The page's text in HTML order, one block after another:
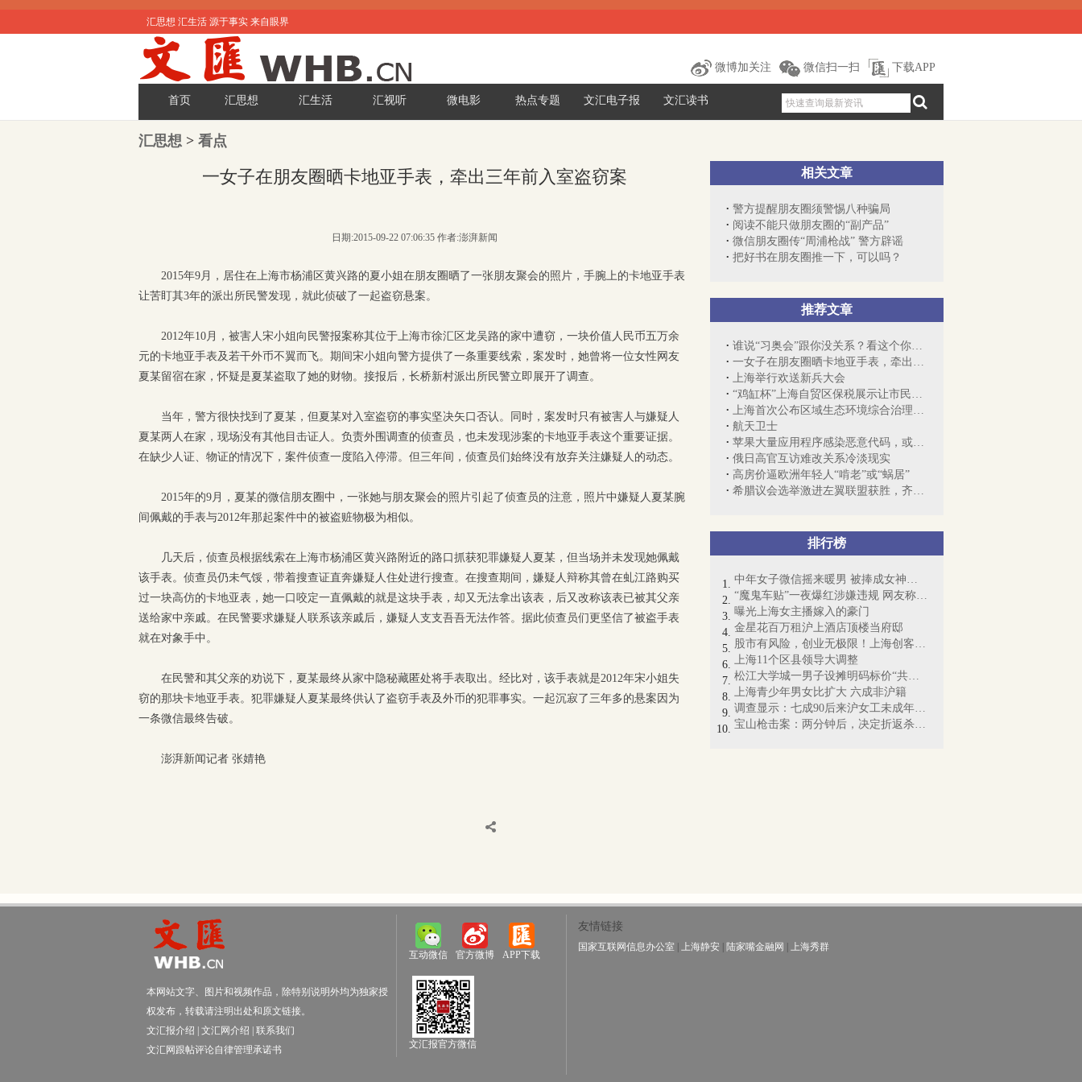
汇思想 汇生活 源于事实 来自眼界
微博加关注 微信扫一扫 下载APP
首页 汇思想 汇生活 汇视听 微电影 热点专题 文汇电子报 文汇读书
汇思想 > 看点
相关文章
警方提醒朋友圈须警惕八种骗局
阅读不能只做朋友圈的“副产品”
微信朋友圈传“周浦枪战” 警方辟谣
把好书在朋友圈推一下，可以吗？
推荐文章
谁说“习奥会”跟你没关系？看这个你就明...
一女子在朋友圈晒卡地亚手表，牵出三年前...
上海举行欢送新兵大会
“鸡缸杯”上海自贸区保税展示让市民饱眼福
上海首次公布区域生态环境综合治理“路径...
航天卫士
苹果大量应用程序感染恶意代码，或影响数...
俄日高官互访难改关系冷淡现实
高房价逼欧洲年轻人“啃老”或“蜗居”
希腊议会选举激进左翼联盟获胜，齐普拉斯...
排行榜
中年女子微信摇来暖男 被捧成女神却丧命
“魔鬼车贴”一夜爆红涉嫌违规 网友称“...
曝光上海女主播嫁入的豪门
金星花百万租沪上酒店顶楼当府邸
股市有风险，创业无极限！上海创客梦想起航
上海11个区县领导大调整
松江大学城一男子设摊明码标价“共享女友...
上海青少年男女比扩大 六成非沪籍
调查显示：七成90后来沪女工未成年时尝“...
宝山枪击案：两分钟后，决定折返杀人……
一女子在朋友圈晒卡地亚手表，牵出三年前入室盗窃案
日期:2015-09-22 07:06:35 作者:澎湃新闻
2015年9月，居住在上海市杨浦区黄兴路的夏小姐在朋友圈晒了一张朋友聚会的照片，手腕上的卡地亚手表
让苦盯其3年的派出所民警发现，就此侦破了一起盗窃悬案。
2012年10月，被害人宋小姐向民警报案称其位于上海市徐汇区龙吴路的家中遭窃，一块价值人民币五万余
元的卡地亚手表及若干外币不翼而飞。期间宋小姐向警方提供了一条重要线索，案发时，她曾将一位女性网友
夏某留宿在家，怀疑是夏某盗取了她的财物。接报后，长桥新村派出所民警立即展开了调查。
当年，警方很快找到了夏某，但夏某对入室盗窃的事实坚决矢口否认。同时，案发时只有被害人与嫌疑人
夏某两人在家，现场没有其他目击证人。负责外围调查的侦查员，也未发现涉案的卡地亚手表这个重要证据。
在缺少人证、物证的情况下，案件侦查一度陷入停滞。但三年间，侦查员们始终没有放弃关注嫌疑人的动态。
2015年的9月，夏某的微信朋友圈中，一张她与朋友聚会的照片引起了侦查员的注意，照片中嫌疑人夏某腕
间佩戴的手表与2012年那起案件中的被盗赃物极为相似。
几天后，侦查员根据线索在上海市杨浦区黄兴路附近的路口抓获犯罪嫌疑人夏某，但当场并未发现她佩戴
该手表。侦查员仍未气馁，带着搜查证直奔嫌疑人住处进行搜查。在搜查期间，嫌疑人辩称其曾在虬江路购买
过一块高仿的卡地亚表，她一口咬定一直佩戴的就是这块手表，却又无法拿出该表，后又改称该表已被其父亲
送给家中亲戚。在民警要求嫌疑人联系该亲戚后，嫌疑人支支吾吾无法作答。据此侦查员们更坚信了被盗手表
就在对象手中。
在民警和其父亲的劝说下，夏某最终从家中隐秘藏匿处将手表取出。经比对，该手表就是2012年宋小姐失
窃的那块卡地亚手表。犯罪嫌疑人夏某最终供认了盗窃手表及外币的犯罪事实。一起沉寂了三年多的悬案因为
一条微信最终告破。
澎湃新闻记者 张婧艳
本网站文字、图片和视频作品，除特别说明外均为独家授
权发布，转载请注明出处和原文链接。
文汇报介绍
文汇网介绍
联系我们
文汇网跟帖评论自律管理承诺书
互动微信 官方微博 APP下载
文汇报官方微信
友情链接
国家互联网信息办公室 上海静安 陆家嘴金融网 上海秀群